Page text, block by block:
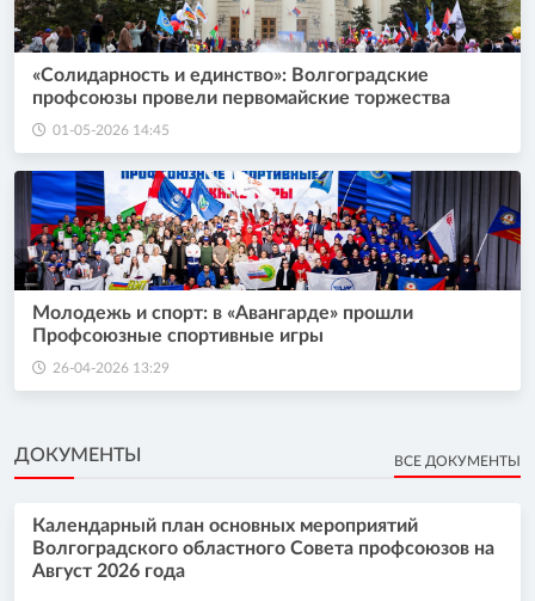
«Солидарность и единство»: Волгоградские
профсоюзы провели первомайские торжества
01-05-2026 14:45
Молодежь и спорт: в «Авангарде» прошли
Профсоюзные спортивные игры
26-04-2026 13:29
ДОКУМЕНТЫ ВСЕ ДОКУМЕНТЫ
Календарный план основных мероприятий
Волгоградского областного Совета профсоюзов на
Август 2026 года